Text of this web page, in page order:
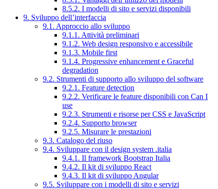
8.5.2. I modelli di sito e servizi disponibili
9. Sviluppo dell’interfaccia
9.1. Approccio allo sviluppo
9.1.1. Attività preliminari
9.1.2. Web design responsivo e accessibile
9.1.3. Mobile first
9.1.4. Progressive enhancement e Graceful
degradation
9.2. Strumenti di supporto allo sviluppo del software
9.2.1. Feature detection
9.2.2. Verificare le feature disponibili con Can I
use
9.2.3. Strumenti e risorse per CSS e JavaScript
9.2.4. Supporto browser
9.2.5. Misurare le prestazioni
9.3. Catalogo del riuso
9.4. Sviluppare con il design system .italia
9.4.1. Il framework Bootstrap Italia
9.4.2. Il kit di sviluppo React
9.4.3. Il kit di sviluppo Angular
9.5. Sviluppare con i modelli di sito e servizi